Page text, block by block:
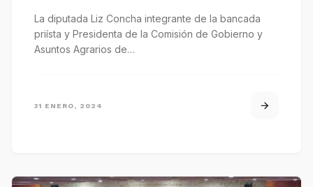
La diputada Liz Concha integrante de la bancada
priísta y Presidenta de la Comisión de Gobierno y
Asuntos Agrarios de…
31 ENERO, 2024